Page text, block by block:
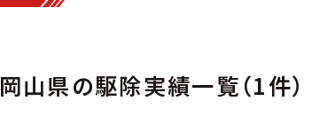
岡山県の駆除実績一覧（1件）